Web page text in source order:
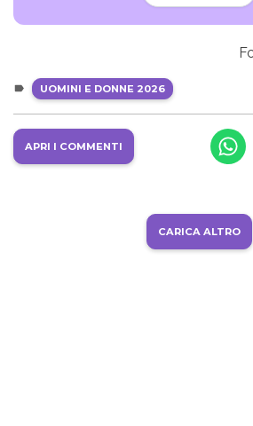
UOMINI E DONNE 2026
APRI I COMMENTI
CARICA ALTRO